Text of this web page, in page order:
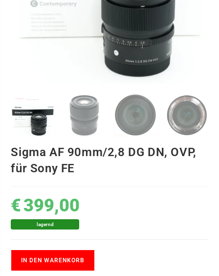
Sigma AF 90mm/2,8 DG DN, OVP,
für Sony FE
€399,00
lagernd
IN DEN WARENKORB